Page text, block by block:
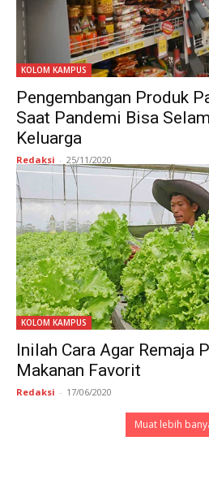
KOLOM KAMPUS
Pengembangan Produk
Saat Pandemi Bisa
Keluarga
Redaksi - 25/11/2020
KOLOM KAMPUS
Inilah Cara Agar Remaja
Makanan Favorit
Redaksi - 17/06/2020
Muat lebih